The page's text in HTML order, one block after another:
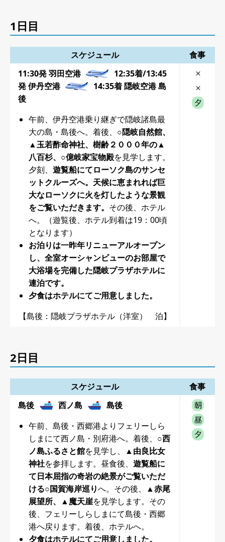
1日目
スケジュール
食事
11:30発 羽田空港
12:35着/13:45
発 伊丹空港
14:35着 隠岐空港 島
後
午前、伊丹空港乗り継ぎで隠岐諸島最
大の島・島後へ。着後、 ○隠岐自然館、
▲玉若酢命神社、樹齢２０００年の▲
八百杉、○億岐家宝物殿を見学します。
夕刻、 遊覧船にてローソク島のサンセ
ットクルーズへ。天候に恵まれれば巨
大なローソクに火を灯したような景観
をご覧いただきます。 その後、ホテル
へ。（遊覧後、ホテル到着は19：00頃
となります）
お泊りは一昨年リニューアルオープン
し、全室オーシャンビューのお部屋で
大浴場を完備した隠岐プラザホテルに
連泊です。
夕食はホテルにてご用意しました。
【島後：隠岐プラザホテル（洋室） 泊】
2日目
スケジュール
食事
島後
西ノ島
島後
午前、島後・西郷港よりフェリーしら
しまにて西ノ島・別府港へ。着後、 ○西
ノ島ふるさと館を見学し、
▲由良比女
神社を参拝します。昼食後、 遊覧船に
て日本屈指の奇岩の絶景がご覧いただ
ける○国賀海岸巡りへ。その後、
▲赤尾
展望所、▲魔天崖を見学します。その
後、フェリーしらしまにて島後・西郷
港へ戻ります。着後、ホテルへ。
夕食はホテルにてご用意しました。